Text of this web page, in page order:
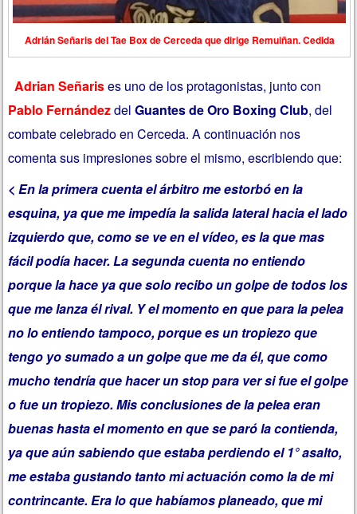
Adrián Señaris del Tae Box de Cerceda que dirige Remuiñan. Cedida
Adrian Señarises uno de los protagonistas, junto con
Pablo FernándezdelGuantes de Oro Boxing Club, del
combate celebrado en Cerceda. A continuación nos
comenta sus impresiones sobre el mismo, escribiendo que:
< En la primera cuenta el árbitro me estorbó en la
esquina, ya que me impedía la salida lateral hacia el lado
izquierdo que, como se ve en el vídeo, es la que mas
fácil podía hacer. La segunda cuenta no entiendo
porque la hace ya que solo recibo un golpe de todos los
que me lanza él rival. Y el momento en que para la pelea
no lo entiendo tampoco, porque es un tropiezo que
tengo yo sumado a un golpe que me da él, que como
mucho tendría que hacer un stop para ver si fue el golpe
o fue un tropiezo. Mis conclusiones de la pelea eran
buenas hasta el momento en que se paró la contienda,
ya que aún sabiendo que estaba perdiendoel 1° asalto,
me estaba gustando tanto mi actuación como la de mi
contrincante. Era lo que habíamos planeado, que mi